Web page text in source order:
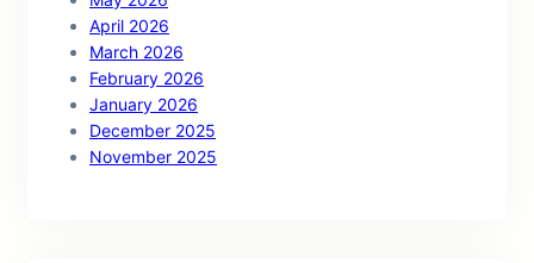
April 2026
March 2026
February 2026
January 2026
December 2025
November 2025